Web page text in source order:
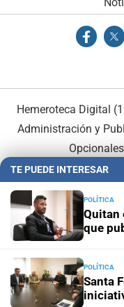
Hemeroteca Digital
Administración y
TE PUEDE INTERESAR
POLÍTICA
Quitan
que
POLÍTICA
Santa